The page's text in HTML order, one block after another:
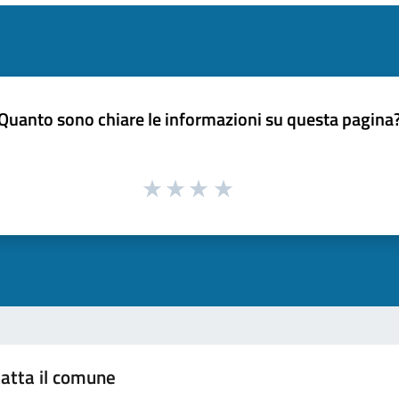
sono chiare le informazioni su questa
il comune